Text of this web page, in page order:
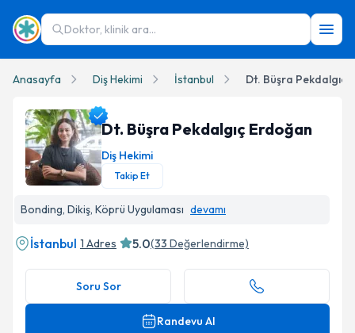
Doktor, klinik ara...
Anasayfa Diş Hekimi İstanbul Dt. Büşra Pekdalgıç
Dt. Büşra Pekdalgıç Erdoğan
Diş Hekimi
Takip Et
Bonding, Dikiş, Köprü Uygulaması devamı
İstanbul 1 Adres 5.0(33 Değerlendirme)
Soru Sor
Randevu Al